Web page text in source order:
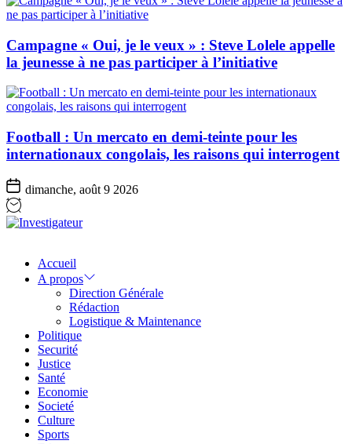
Campagne « Oui, je le veux » : Steve Lolele appelle
la jeunesse à ne pas participer à l’initiative
Football : Un mercato en demi-teinte pour les
internationaux congolais, les raisons qui interrogent
dimanche, août 9 2026
Accueil
A propos
Direction Générale
Rédaction
Logistique & Maintenance
Politique
Securité
Justice
Santé
Economie
Societé
Culture
Sports